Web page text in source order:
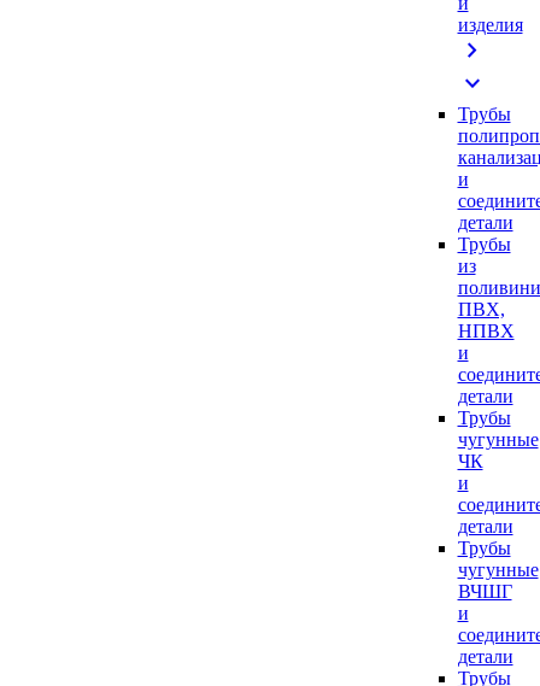
изделия
chevron_right
expand_more
Трубы
и
детали
Трубы
из
ПВХ,
НПВХ
и
детали
Трубы
чугунные
ЧК
и
детали
Трубы
чугунные
ВЧШГ
и
детали
Трубы